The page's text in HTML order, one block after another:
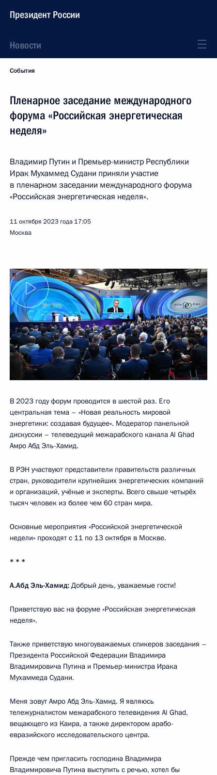
Президент России
Новости
События
Пленарное заседание международного
форума «Российская энергетическая
неделя»
Владимир Путин и Премьер-министр Республики
Ирак Мухаммед Судани приняли участие
в пленарном заседании международного форума
«Российская энергетическая неделя».
11 октября 2023 года 17:05
Москва
В 2023 году форум проводится в шестой раз. Его
центральная тема – «Новая реальность мировой
энергетики: создавая будущее». Модератор панельной
дискуссии – телеведущий межарабского канала Al Ghad
Амро Абд Эль-Хамид.
В РЭН участвуют представители правительств различных
стран, руководители крупнейших энергетических компаний
и организаций, учёные и эксперты. Всего свыше четырёх
тысяч человек из более чем 60 стран мира.
Основные мероприятия «Российской энергетической
недели» проходят с 11 по 13 октября в Москве.
* * *
А.Абд Эль-Хамид: Добрый день, уважаемые гости!
Приветствую вас на форуме «Российская энергетическая
неделя».
Также приветствую многоуважаемых спикеров заседания –
Президента Российской Федерации Владимира
Владимировича Путина и Премьер-министра Ирака
Мухаммеда Судани.
Меня зовут Амро Абд Эль-Хамид. Я являюсь
тележурналистом межарабского телевидения Al Ghad,
вещающего из Каира, а также директором арабо-
евразийского исследовательского центра.
Прежде чем пригласить господина Владимира
Владимировича Путина выступить с речью, хотел бы